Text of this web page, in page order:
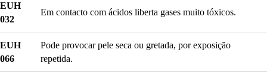
EUH
032
Em contacto com ácidos liberta gases muito tóxicos.
EUH
066
Pode provocar pele seca ou gretada, por exposição
repetida.